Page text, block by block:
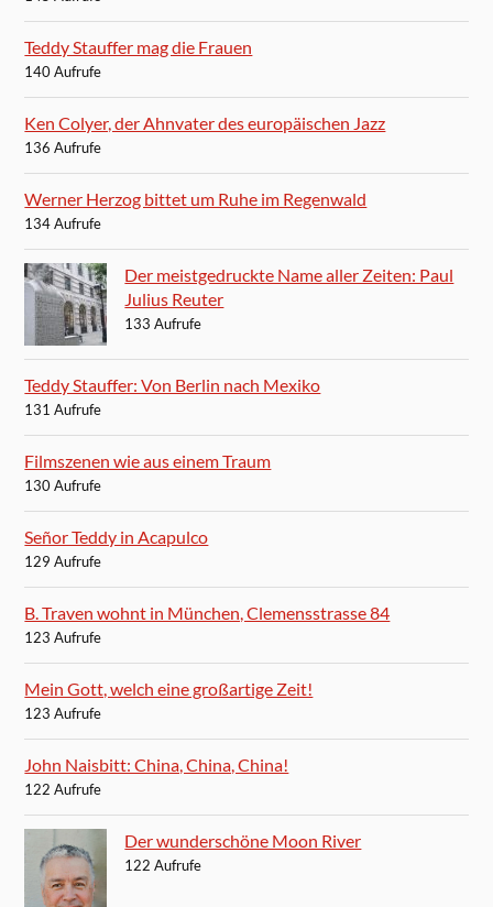
Teddy Stauffer mag die Frauen
140 Aufrufe
Ken Colyer, der Ahnvater des europäischen Jazz
136 Aufrufe
Werner Herzog bittet um Ruhe im Regenwald
134 Aufrufe
Der meistgedruckte Name aller Zeiten: Paul
Julius Reuter
133 Aufrufe
Teddy Stauffer: Von Berlin nach Mexiko
131 Aufrufe
Filmszenen wie aus einem Traum
130 Aufrufe
Señor Teddy in Acapulco
129 Aufrufe
B. Traven wohnt in München, Clemensstrasse 84
123 Aufrufe
Mein Gott, welch eine großartige Zeit!
123 Aufrufe
John Naisbitt: China, China, China!
122 Aufrufe
Der wunderschöne Moon River
122 Aufrufe